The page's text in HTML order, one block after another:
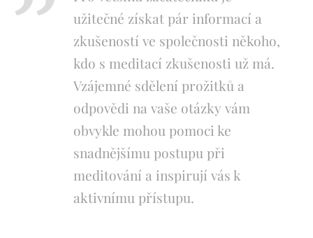
užitečné získat pár informací a
zkušeností ve společnosti někoho,
kdo s meditací zkušenosti už má.
Vzájemné sdělení prožitků a
odpovědi na vaše otázky vám
obvykle mohou pomoci ke
snadnějšímu postupu při
meditování a inspirují vás k
aktivnímu přístupu.